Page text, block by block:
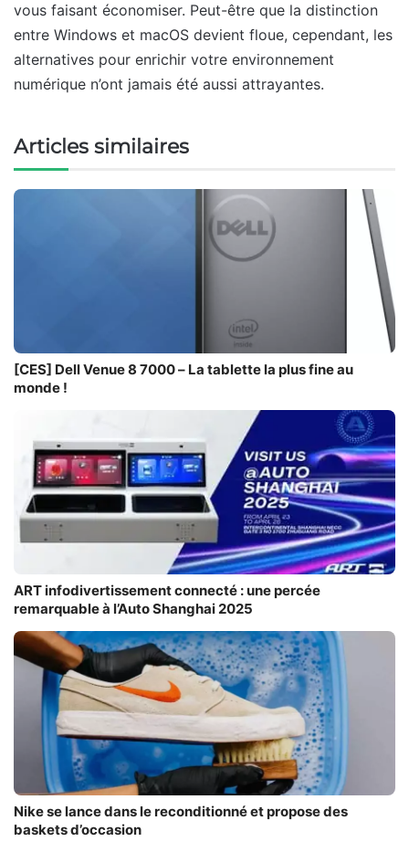
vous faisant économiser. Peut-être que la distinction
entre Windows et macOS devient floue, cependant, les
alternatives pour enrichir votre environnement
numérique n’ont jamais été aussi attrayantes.
Articles similaires
[CES] Dell Venue 8 7000 – La tablette la plus fine au
monde !
ART infodivertissement connecté : une percée
remarquable à l’Auto Shanghai 2025
Nike se lance dans le reconditionné et propose des
baskets d’occasion